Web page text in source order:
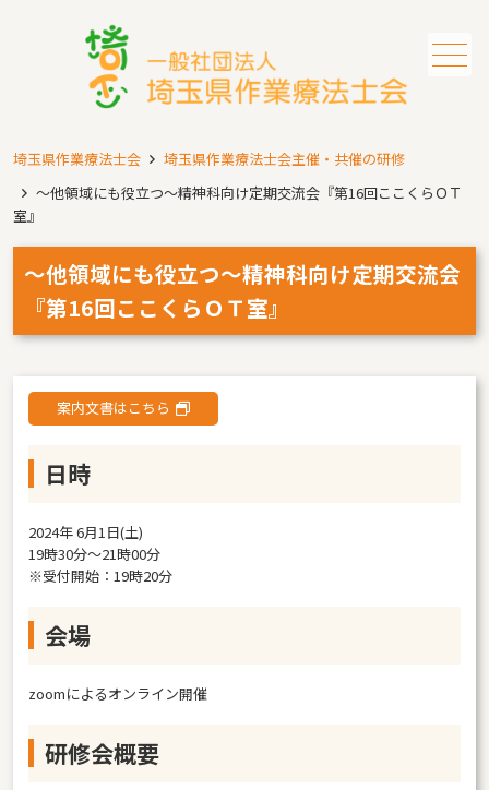
埼玉県作業療法士会
埼玉県作業療法士会主催・共催の研修
～他領域にも役立つ～精神科向け定期交流会『第16回ここくらＯＴ
室』
～他領域にも役立つ～精神科向け定期交流会
『第16回ここくらＯＴ室』
案内文書はこちら
日時
2024年 6月1日(土)
19時30分～21時00分
※受付開始：19時20分
会場
zoomによるオンライン開催
研修会概要